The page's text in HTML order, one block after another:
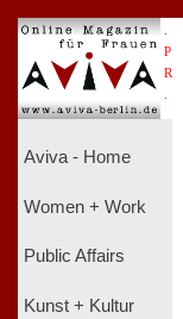
P
R
Aviva - Home
Women + Work
Public Affairs
Kunst + Kultur